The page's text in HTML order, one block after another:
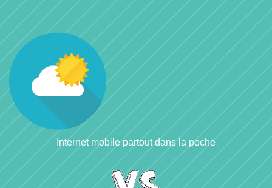
Internet mobile partout dans la poche